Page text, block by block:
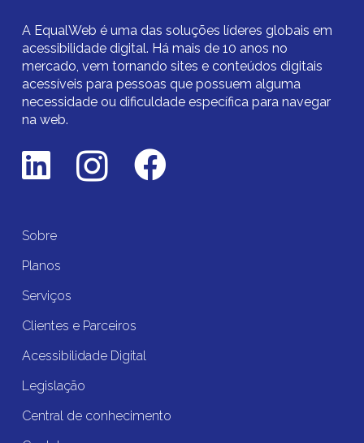
A EqualWeb é uma das soluções líderes globais em
acessibilidade digital. Há mais de 10 anos no
mercado, vem tornando sites e conteúdos digitais
acessíveis para pessoas que possuem alguma
necessidade ou dificuldade específica para navegar
na web.
Sobre
Planos
Serviços
Clientes e Parceiros
Acessibilidade Digital
Legislação
Central de conhecimento